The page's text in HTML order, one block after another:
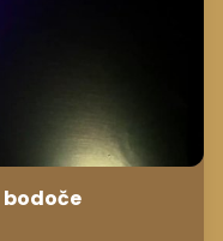
bodoče